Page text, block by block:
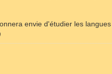
envie d'étudier les